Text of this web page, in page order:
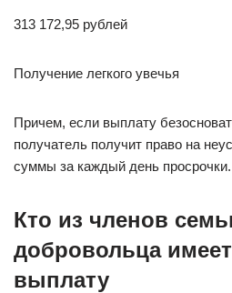
313 172,95 рублей
Получение легкого увечья
Причем, если выплату
получатель получит право на
суммы за каждый день просрочки.
Кто из членов
добровольца
выплату